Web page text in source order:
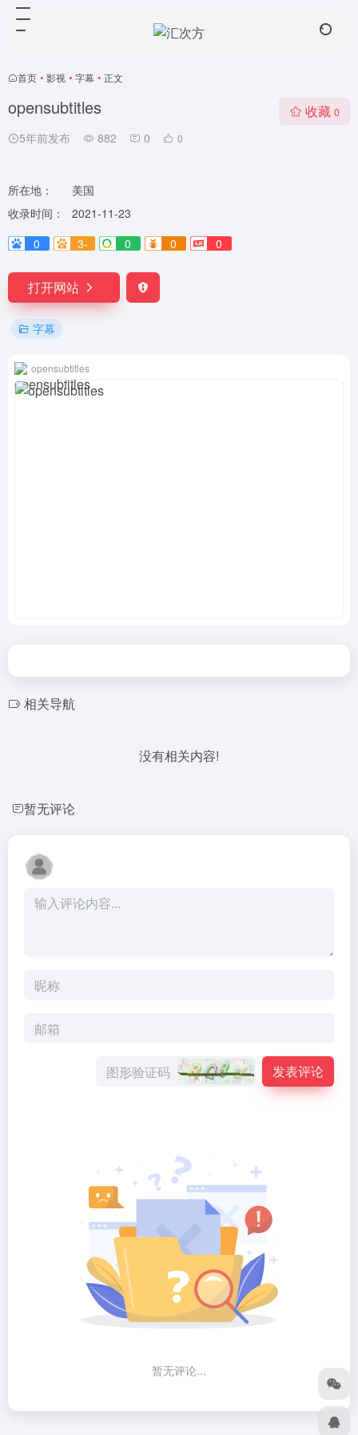
首页 • 影视 • 字幕 • 正文
opensubtitles
5年前发布 882 0 0
收藏 0
所在地：
美国
收录时间：
2021-11-23
0
3- 0 0 0
打开网站
字幕
opensubtitles
相关导航
没有相关内容!
暂无评论
发表评论
暂无评论...